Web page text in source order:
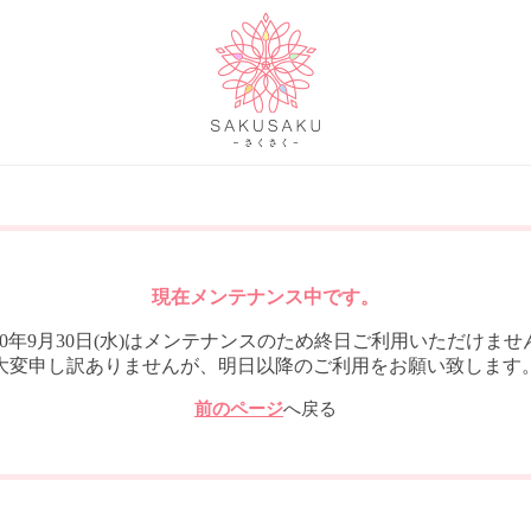
現在メンテナンス中です。
年9月30日(水)はメンテナンスのため終日ご利用いただけませ
変申し訳ありませんが、明日以降のご利用をお願い致します
前のページへ戻る